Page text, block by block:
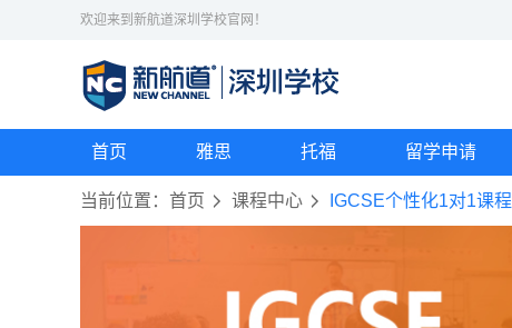
欢迎来到新航道深圳学校官网！
首页 雅思 托福 留学申请
当前位置： 首页 课程中心 IGCSE个性化1对1课程